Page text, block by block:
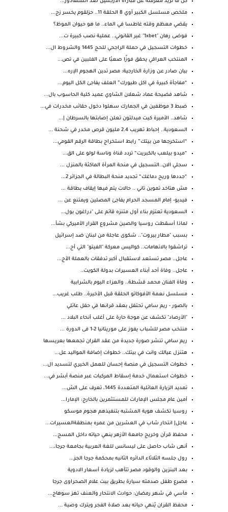
كل ما تريد معرفته عن مباراة الارجنتين ضد السلفادور...
ملخص مسلسل الكبير أوي 8 الحلقة 11.. حزلقوم يخسر زج...
يقضي معظم وقته غاطسا في الماء.. ما هو حيوان الموظ؟
فوضى رهان "1xbet" غير القانوني.. عملية نصب كبيرة ت...
خطوات التسجيل في حملة الراجحي للحج 1445 والشروط ال...
المنتخب العراقي يحقق فوزًا صعبُا على الفلبين في تص...
بيان صادر عن وزارة الخارجية: مصر تدين الهجوم الإره...
“مفاجأة كبيرة في اكل طيورك” العلف يفاجئ الكل اليوم...
شاهد فضيحة عماد شعلان الشاوي عميد كلية الحاسوب بال...
ضبط 3 موظفين في الجمارك سهلوا دخول حقائب مخدرات في...
شاهد.. الأميرة كيت ميدلتون تعلن إصابتها بالسرطان |...
السعودية.. إحباط تهريب 2.4 مليون قرص مخدر في شحنة ...
“استخرجها من بيتك” رابط استخراج بطاقة الرقم القومي...
“ميدو بيلعب بالكبريت“ تردد قناة وناسة لولو على الق...
سجلي الان..التسجيل في منحة المرأة الماكثة بالمنزل ...
“جددها وريح دماغك“ تجديد منحة البطالة في الجزائر 2...
مش هتاخد تموين تاني .. حالات يتم فيها إيقاف بطاقة ...
فيديو- إمام المسجد الحرام يفاجئ المصلين ويمتنع عن ...
السعودية تعتزم بناء أول متنزه قائم على "دراغون بول...
لماذا أسقطت روسيا والصين مشروع القرار الأميركي بشأ...
بسبب "مطار بيروت".. شكوى عاجلة من لبنان ضد إسرائيل
تراشقوا بالاتهامات.. كواليس معركة "الفيتو" التي أح...
عاجل.. مصر تستعد لاستقبال أكبر تدفقات بالعملة الأج...
عاجل.. وفاة أحد أبناء العسيرات بدولة الكويت..
وفاة الفنان محمد قشطة.. والعزاء اليوم بالشرابية
مسلسل نعمة الأفوكاتو الحلقة قبل الأخيرة.. طلب غريب...
بالصور - ريم سامي تحتفل بعقد قرانها في حفل عائلي
"الأرصاد" تكشف عن موجة حارة على أغلب أنحاء البلاد ...
منتخب مصر للشباب يفوز على موريتانيا 2-1 فى الدورة ...
ريم سامي تنشر صورة جديدة من عقد القران تجمعها بعريسها
هتنزل عيالك وانت في بيتك.. خطوات إضافة المواليد عل...
خطوات التسجيل في منصة إحسان للعمل الخيري لتسديد ال...
خطوات استعمال خدمة إسقاط المركبات عبر منصة أبشر في...
تمديد الزيارة العائلية المتعددة 1445، تعرف على الش...
أمين عام مجلس الإمارات للمستثمرين بالخارج: الإمارا...
روسيا تكشف هوية المشتبه بتنفيذهم هجوم موسكو
عاجل| انتحار شاب في العشرين من عمره بمنطقةالعسيرات...
محفظ قرآن وخريج جامعة الأزهر ينهي حياته داخل المسج...
أنهى شاب حاصل على ليسانس للغة العربية بجامعة جرجا،...
رول جلسه الثلاثاء الدائره الثانيه بمحكمة جرجا الجز...
بعد البنزين والوقود مصر تتأهب لزيادة أسعار الادوية
مصرع طفل صدمته سيارة بطريق بيت علام الصحراوى جرجا
مآسي في شهر رمضان: حوادث الانتحار والعنف تهز سوهاج...
محفظ القران يُنهي حياته بعد صلاة الفجر ويترك وصية ...